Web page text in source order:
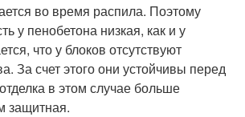
во время распила. Поэтому
у пенобетона низкая, как и у
что у блоков отсутствуют
За счет этого они устойчивы перед
в этом случае больше
защитная.